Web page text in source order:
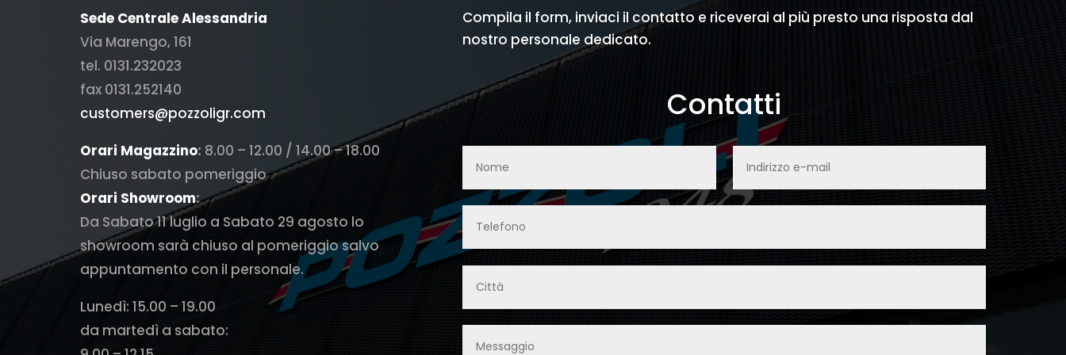
Sede Centrale Alessandria
Via Marengo, 161
tel. 0131.232023
fax 0131.252140
customers@pozzoligr.com
Orari Magazzino: 8.00 – 12.00 / 14.00 – 18.00
Chiuso sabato pomeriggio
Orari Showroom:
Da Sabato 11 luglio a Sabato 29 agosto lo
showroom sarà chiuso al pomeriggio salvo
appuntamento con il personale.
Lunedì: 15.00 – 19.00
da martedì a sabato:
Compila il form, inviaci il contatto e riceverai al più presto una risposta dal
nostro personale dedicato.
Contatti